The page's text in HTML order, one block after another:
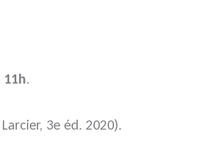
.
3e éd. 2020).